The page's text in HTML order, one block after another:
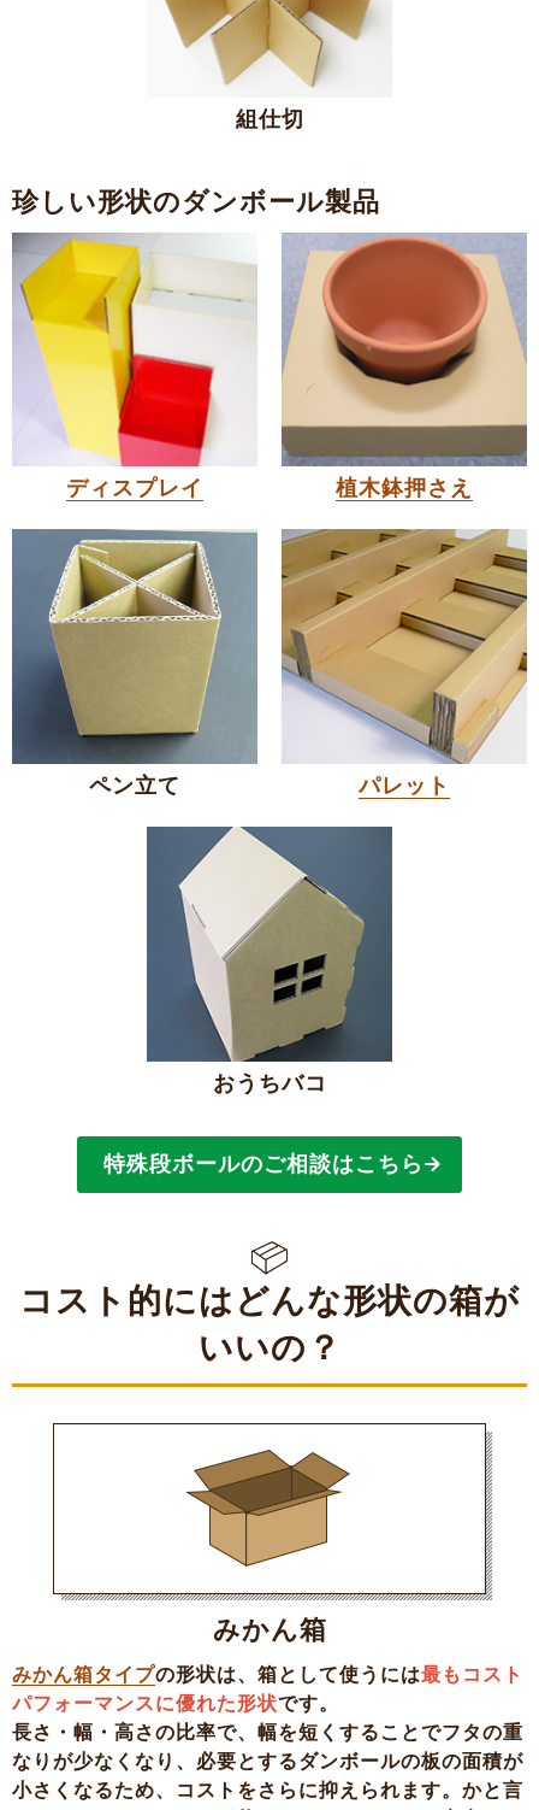
組仕切
珍しい形状のダンボール製品
ディスプレイ 植木鉢押さえ
ペン立て パレット
おうちバコ
特殊段ボールのご相談はこちら
コスト的にはどんな形状の箱が
いいの？
みかん箱
みかん箱タイプの形状は、箱として使うには最もコスト
パフォーマンスに優れた形状です。
長さ・幅・高さの比率で、幅を短くすることでフタの重
なりが少なくなり、必要とするダンボールの板の面積が
小さくなるため、コストをさらに抑えられます。かと言